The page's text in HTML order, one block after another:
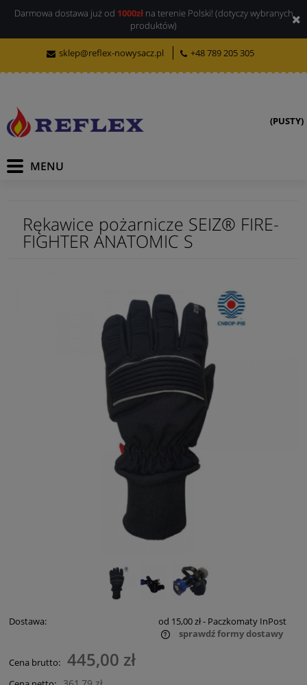
Darmowa dostawa już od 1000złna terenie Polski! (dotyczy wybranych
produktów)
sklep@reflex-nowysacz.pl +48 789 205 305
(PUSTY)
Rękawice pożarnicze SEIZ® FIRE-
FIGHTER ANATOMIC S
Dostawa: od 15,00 zł- Paczkomaty InPost
sprawdź formy dostawy
Cena brutto: 445,00 zł